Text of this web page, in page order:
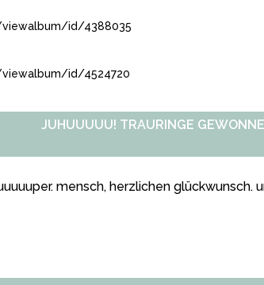
id/4388035
id/4524720
JUHUUUUU! TRAURINGE
mensch, herzlichen glückwunsch.